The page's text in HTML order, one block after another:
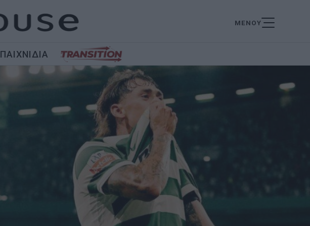
ΜΕΝΟΥ
ΠΑΙΧΝΙΔΙΑ